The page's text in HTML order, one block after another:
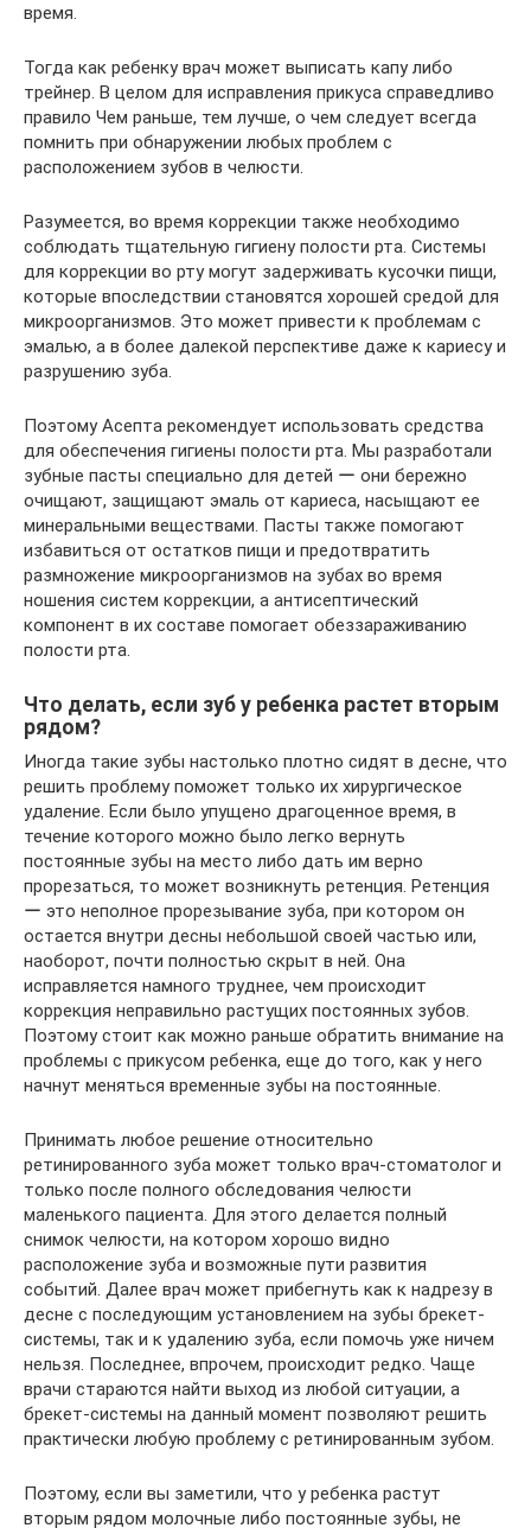
время.
Тогда как ребенку врач может выписать капу либо
трейнер. В целом для исправления прикуса справедливо
правило Чем раньше, тем лучше, о чем следует всегда
помнить при обнаружении любых проблем с
расположением зубов в челюсти.
Разумеется, во время коррекции также необходимо
соблюдать тщательную гигиену полости рта. Системы
для коррекции во рту могут задерживать кусочки пищи,
которые впоследствии становятся хорошей средой для
микроорганизмов. Это может привести к проблемам с
эмалью, а в более далекой перспективе даже к кариесу и
разрушению зуба.
Поэтому Асепта рекомендует использовать средства
для обеспечения гигиены полости рта. Мы разработали
зубные пасты специально для детей ー они бережно
очищают, защищают эмаль от кариеса, насыщают ее
минеральными веществами. Пасты также помогают
избавиться от остатков пищи и предотвратить
размножение микроорганизмов на зубах во время
ношения систем коррекции, а антисептический
компонент в их составе помогает обеззараживанию
полости рта.
Что делать, если зуб у ребенка растет вторым
рядом?
Иногда такие зубы настолько плотно сидят в десне, что
решить проблему поможет только их хирургическое
удаление. Если было упущено драгоценное время, в
течение которого можно было легко вернуть
постоянные зубы на место либо дать им верно
прорезаться, то может возникнуть ретенция. Ретенция
ー это неполное прорезывание зуба, при котором он
остается внутри десны небольшой своей частью или,
наоборот, почти полностью скрыт в ней. Она
исправляется намного труднее, чем происходит
коррекция неправильно растущих постоянных зубов.
Поэтому стоит как можно раньше обратить внимание на
проблемы с прикусом ребенка, еще до того, как у него
начнут меняться временные зубы на постоянные.
Принимать любое решение относительно
ретинированного зуба может только врач-стоматолог и
только после полного обследования челюсти
маленького пациента. Для этого делается полный
снимок челюсти, на котором хорошо видно
расположение зуба и возможные пути развития
событий. Далее врач может прибегнуть как к надрезу в
десне с последующим установлением на зубы брекет-
системы, так и к удалению зуба, если помочь уже ничем
нельзя. Последнее, впрочем, происходит редко. Чаще
врачи стараются найти выход из любой ситуации, а
брекет-системы на данный момент позволяют решить
практически любую проблему с ретинированным зубом.
Поэтому, если вы заметили, что у ребенка растут
вторым рядом молочные либо постоянные зубы, не